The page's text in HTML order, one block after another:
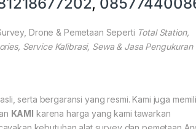
Drone & Pemetaan Seperti Total Station,
Service Kalibrasi, Sewa & Jasa Pengukuran
serta bergaransi yang resmi. Kami juga
KAMI karena harga yang kami tawarkan